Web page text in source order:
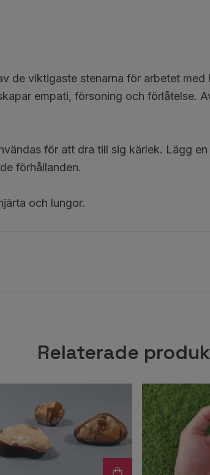
de viktigaste stenarna för arbetet
empati, försoning och förlåtelse.
för att dra till sig kärlek. Lägg
förhållanden.
och lungor.
Relaterade